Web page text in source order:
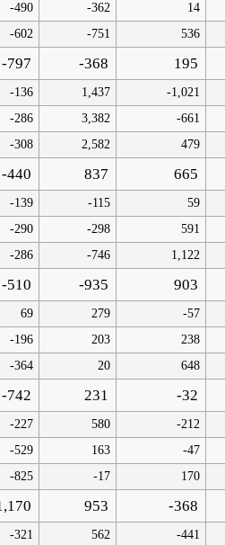
-490 -362 14
-602 -751 536
-797 -368 195
-136 1,437 -1,021
-286 3,382 -661
-308 2,582 479
-440 837 665
-139 -115 59
-290 -298 591
-286 -746 1,122
-510 -935 903
69 279 -57
-196 203 238
-364 20 648
-742 231 -32
-227 580 -212
-529 163 -47
-825 -17 170
953 -368
-321 562 -441